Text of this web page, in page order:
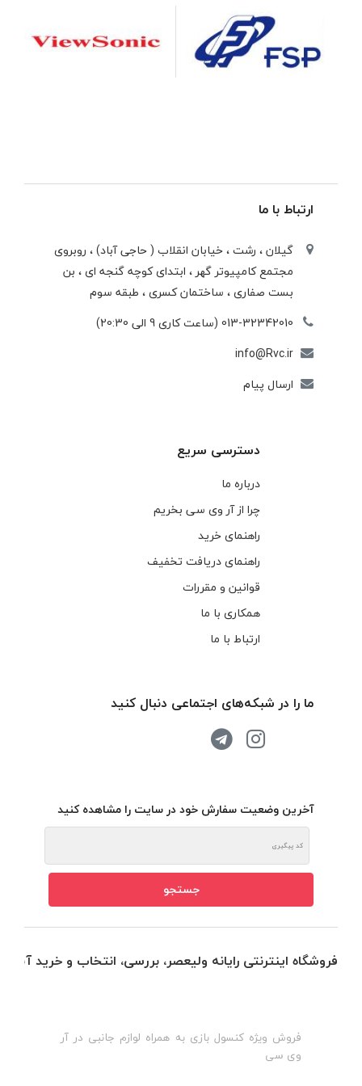
ارتباط با ما
گیلان ، رشت ، خيابان انقلاب ( حاجی آباد) ، روبروی
مجتمع كامپيوتر گهر ، ابتدای كوچه گنجه ای ، بن
بست صفاری ، ساختمان كسری ، طبقه سوم
013-32342010 (ساعت کاری 9 الی 20:30)
info@Rvc.ir
ارسال پیام
دسترسی سریع
درباره ما
چرا از آر وی سی بخریم
راهنمای خرید
راهنمای دریافت تخفیف
قوانین و مقررات
همکاری با ما
ارتباط با ما
ما را در شبکه‌های اجتماعی دنبال کنید
آخرین وضعیت سفارش خود در سایت را مشاهده کنید
فروشگاه اینترنتی رایانه ولیعصر، بررسی، انتخاب و خرید
فروش ویژه کنسول بازی به همراه لوازم جانبی در آر
وی سی